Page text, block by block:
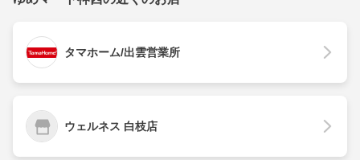
タマホーム/出雲営業所
ウェルネス 白枝店